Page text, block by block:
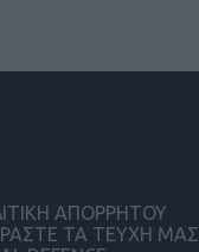
ΑΠΟΡΡΗΤΟΥ
ΤΑ ΤΕΥΧΗ ΜΑΣ